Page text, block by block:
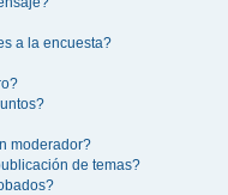
a la encuesta?
moderador?
de temas?